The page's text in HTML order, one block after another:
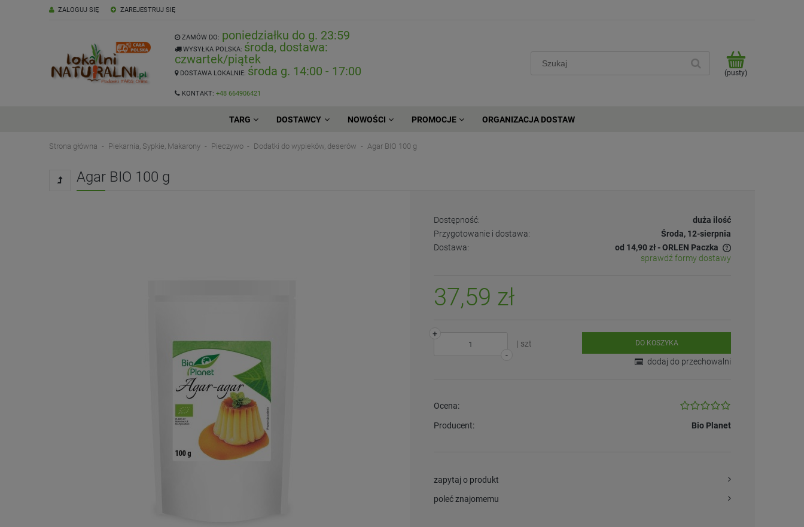
ZAREJESTRUJ SIĘ
ZALOGUJ SIĘ
ZAMÓW DO: poniedziałku do g. 23:59
WYSYŁKA POLSKA: środa, dostawa:
czwartek/piątek
DOSTAWA LOKALNIE: środa g. 14:00 - 17:00
KONTAKT: +48 664906421
(pusty)
TARG DOSTAWCY NOWOŚCI PROMOCJE ORGANIZACJA DOSTAW
Strona główna Piekarnia, Sypkie, Makarony Pieczywo Dodatki do wypieków, deserów Agar BIO 100 g
Agar BIO 100 g
Dostępność:
duża ilość
Przygotowanie i dostawa:
Środa, 12-sierpnia
Dostawa:
od 14,90 zł- ORLEN Paczka
sprawdź formy dostawy
37,59 zł
-
+
| szt
DO KOSZYKA
dodaj do przechowalni
Ocena:
Producent: Bio Planet
zapytaj o produkt
poleć znajomemu